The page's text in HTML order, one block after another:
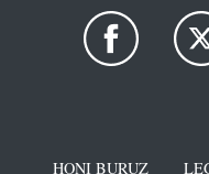
HONI BURUZ